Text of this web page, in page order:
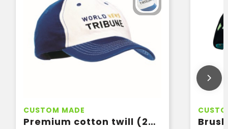
CUSTOM MADE
Premium cotton twill (260gsm)